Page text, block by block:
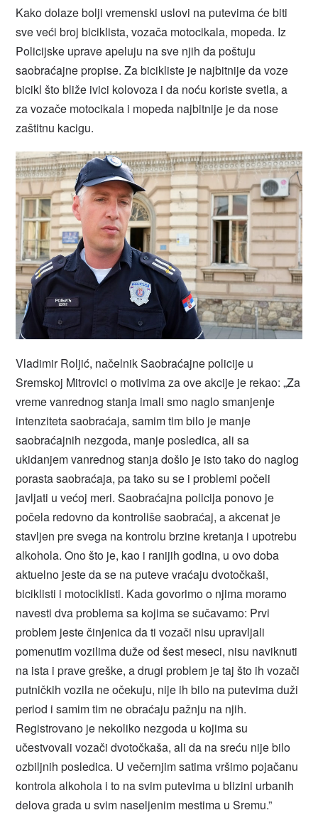
Kako dolaze bolji vremenski uslovi na putevima će biti
sve veći broj biciklista, vozača motocikala, mopeda. Iz
Policijske uprave apeluju na sve njih da poštuju
saobraćajne propise. Za bicikliste je najbitnije da voze
bicikl što bliže ivici kolovoza i da noću koriste svetla, a
za vozače motocikala i mopeda najbitnije je da nose
zaštitnu kacigu.
Vladimir Roljić, načelnik Saobraćajne policije u
Sremskoj Mitrovici o motivima za ove akcije je rekao: „Za
vreme vanrednog stanja imali smo naglo smanjenje
intenziteta saobraćaja, samim tim bilo je manje
saobraćajnih nezgoda, manje posledica, ali sa
ukidanjem vanrednog stanja došlo je isto tako do naglog
porasta saobraćaja, pa tako su se i problemi počeli
javljati u većoj meri. Saobraćajna policija ponovo je
počela redovno da kontroliše saobraćaj, a akcenat je
stavljen pre svega na kontrolu brzine kretanja i upotrebu
alkohola. Ono što je, kao i ranijih godina, u ovo doba
aktuelno jeste da se na puteve vraćaju dvotočkaši,
biciklisti i motociklisti. Kada govorimo o njima moramo
navesti dva problema sa kojima se sučavamo: Prvi
problem jeste činjenica da ti vozači nisu upravljali
pomenutim vozilima duže od šest meseci, nisu naviknuti
na ista i prave greške, a drugi problem je taj što ih vozači
putničkih vozila ne očekuju, nije ih bilo na putevima duži
period i samim tim ne obraćaju pažnju na njih.
Registrovano je nekoliko nezgoda u kojima su
učestvovali vozači dvotočkaša, ali da na sreću nije bilo
ozbiljnih posledica. U večernjim satima vršimo pojačanu
kontrola alkohola i to na svim putevima u blizini urbanih
delova grada u svim naseljenim mestima u Sremu.”